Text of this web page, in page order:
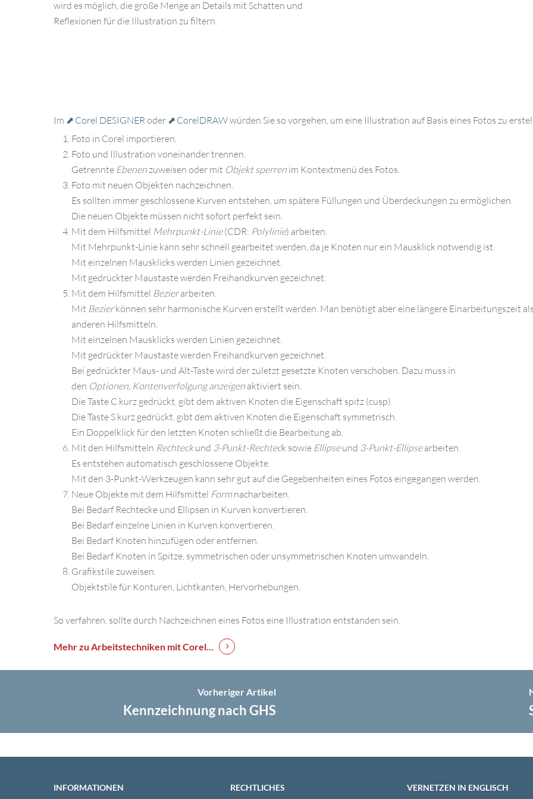
wird es möglich, die große Menge an Details mit Schatten und
Reflexionen für die Illustration zu filtern.
Im Corel DESIGNERoder CorelDRAWwürden Sie so vorgehen, um eine Illustration auf Basis eines Fotos zu
Foto in Corel importieren.
Foto und Illustration voneinander trennen.
Getrennte Ebenenzuweisen oder mit Objekt sperren im Kontextmenü des Fotos.
Foto mit neuen Objekten nachzeichnen.
Es sollten immer geschlossene Kurven entstehen, um spätere Füllungen und Überdeckungen zu ermöglichen.
Die neuen Objekte müssen nicht sofort perfekt sein.
Mit dem Hilfsmittel Mehrpunkt-Linie(CDR: Polylinie) arbeiten.
Mit Mehrpunkt-Linie kann sehr schnell gearbeitet werden, da je Knoten nur ein Mausklick notwendig ist.
Mit einzelnen Mausklicks werden Linien gezeichnet.
Mit gedrückter Maustaste werden Freihandkurven gezeichnet.
Mit dem Hilfsmittel Bezierarbeiten.
Mit Bezierkönnen sehr harmonische Kurven erstellt werden. Man benötigt aber eine längere Einarbeitungszeit
anderen Hilfsmitteln.
Mit einzelnen Mausklicks werden Linien gezeichnet.
Mit gedrückter Maustaste werden Freihandkurven gezeichnet.
Bei gedrückter Maus- und Alt-Taste wird der zuletzt gesetzte Knoten verschoben. Dazu muss in
den Optionen, Kontenverfolgung anzeigen aktiviert sein.
Die Taste C kurz gedrückt, gibt dem aktiven Knoten die Eigenschaft spitz (cusp).
Die Taste S kurz gedrückt, gibt dem aktiven Knoten die Eigenschaft symmetrisch.
Ein Doppelklick für den letzten Knoten schließt die Bearbeitung ab.
Mit den Hilfsmitteln Rechteckund 3-Punkt-Rechteck sowie Ellipseund 3-Punkt-Ellipsearbeiten.
Es entstehen automatisch geschlossene Objekte.
Mit den 3-Punkt-Werkzeugen kann sehr gut auf die Gegebenheiten eines Fotos eingegangen werden.
Neue Objekte mit dem Hilfsmittel Form nacharbeiten.
Bei Bedarf Rechtecke und Ellipsen in Kurven konvertieren.
Bei Bedarf einzelne Linien in Kurven konvertieren.
Bei Bedarf Knoten hinzufügen oder entfernen.
Bei Bedarf Knoten in Spitze, symmetrischen oder unsymmetrischen Knoten umwandeln.
Grafikstile zuweisen.
Objektstile für Konturen, Lichtkanten, Hervorhebungen.
So verfahren, sollte durch Nachzeichnen eines Fotos eine Illustration entstanden sein.
Mehr zu Arbeitstechniken mit Corel...
Vorheriger Artikel
Kennzeichnung nach GHS
INFORMATIONEN RECHTLICHES VERNETZEN IN ENGLISCH